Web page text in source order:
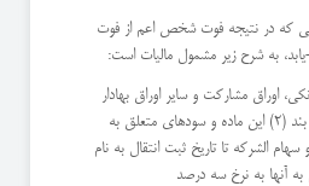
هایی که در نتیجه فوت شخص اعم از فوت
به شرح زیر مشمول مالیات است:
اوراق مشارکت و سایر اوراق بهادار
به استثنای موارد مندرج در بند (2) این ماده و سودهای متعلق به
الشرکه تا تاریخ ثبت انتقال به نام
آنها به نرخ سه درصد